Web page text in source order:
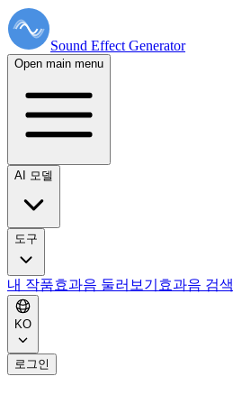
Sound Effect Generator
Open main menu
AI 모델
도구
내 작품효과음 둘러보기 효과음 검색
KO
로그인